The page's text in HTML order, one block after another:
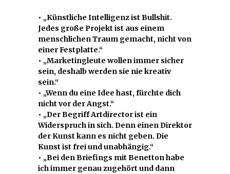
• „Künstliche Intelligenz ist Bullshit.
Jedes große Projekt ist aus einem
menschlichen Traum gemacht, nicht von
einer Festplatte.“
• „Marketingleute wollen immer sicher
sein, deshalb werden sie nie kreativ
sein.“
• „Wenn du eine Idee hast, fürchte dich
nicht vor der Angst.“
• „Der Begriff Artdirector ist ein
Widerspruch in sich. Denn einen Direktor
der Kunst kann es nicht geben. Die
Kunst ist frei und unabhängig.“
• „Bei den Briefings mit Benetton habe
ich immer genau zugehört und dann